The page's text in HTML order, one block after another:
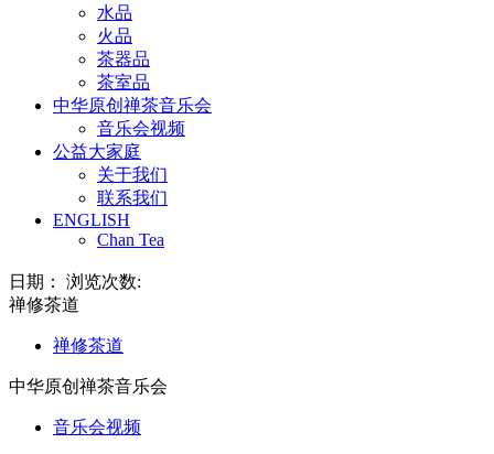
水品
火品
茶器品
茶室品
中华原创禅茶音乐会
音乐会视频
公益大家庭
关于我们
联系我们
ENGLISH
Chan Tea
日期： 浏览次数:
禅修茶道
禅修茶道
中华原创禅茶音乐会
音乐会视频